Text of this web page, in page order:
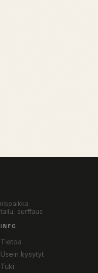
surffaus
INFO
Tietoa
Usein kysytyt
Tuki